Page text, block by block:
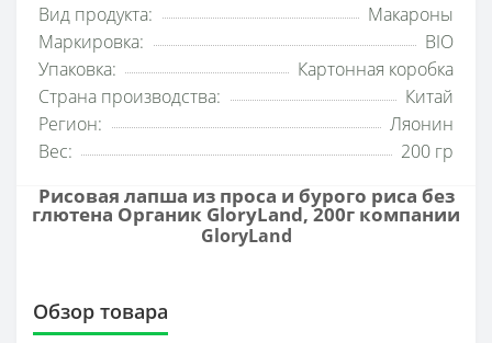
Вид продукта:
Макароны
Маркировка:
BIO
Упаковка:
Картонная коробка
Страна производства:
Китай
Регион:
Ляонин
Вес:
200 гр
Рисовая лапша из проса и бурого риса без
глютена Органик GloryLand, 200г компании
GloryLand
Обзор товара